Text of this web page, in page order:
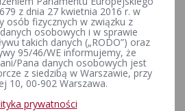
UJĘCIE W STAŁYM
O
WYBORCÓW
z dnia 27 kwietnia 2016 r. w
osób fizycznych w związku z
osobowych i w sprawie
takich danych („RODO”) oraz
95/46/WE informujemy, że
Pana danych osobowych jest
z siedzibą w Warszawie, przy
10, 00-902 Warszawa.
prywatności